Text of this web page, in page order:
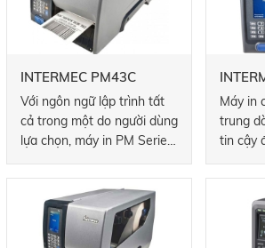
INTERMEC PM43C
Với ngôn ngữ lập trình tất
cả trong một do người dùng
lựa chọn, máy in PM Series
sở hạ tầng CNTT, triển khai
nhanh chóng vào các môi
trường máy in hỗn hợp
hoặc Honeywell hiện có. Và
Máy in
trung
tin cậy
chóng,
tiên
gian
Rất lý